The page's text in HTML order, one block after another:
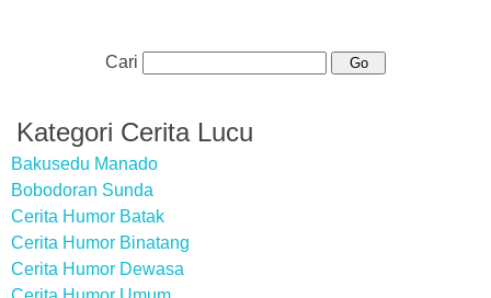
Cari
Kategori Cerita Lucu
Bakusedu Manado
Bobodoran Sunda
Cerita Humor Batak
Cerita Humor Binatang
Cerita Humor Dewasa